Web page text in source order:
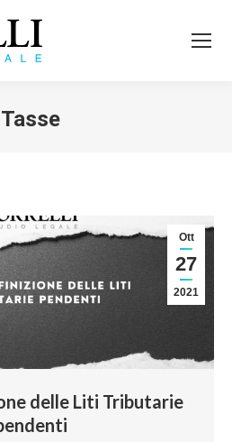
Tasse
delle Liti Tributarie
Ott
27
2021